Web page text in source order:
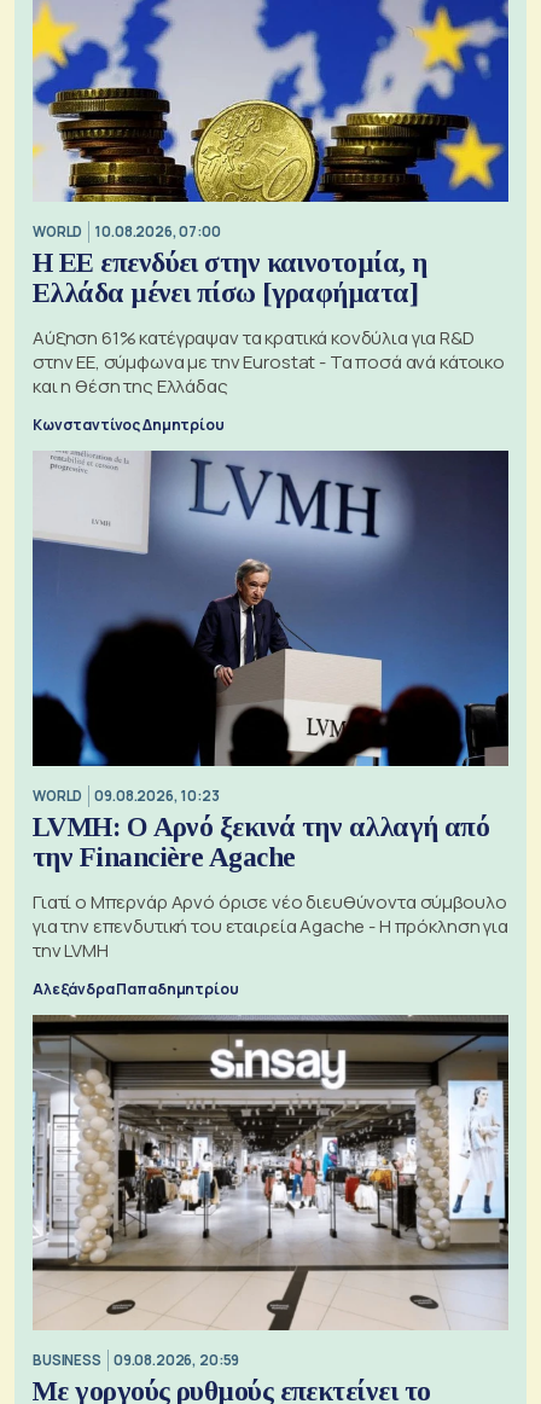
WORLD 10.08.2026, 07:00
Η ΕΕ επενδύει στην καινοτομία, η
Ελλάδα μένει πίσω [γραφήματα]
Αύξηση 61% κατέγραψαν τα κρατικά κονδύλια για R&D
στην ΕΕ, σύμφωνα με την Eurostat - Τα ποσά ανά κάτοικο
και η θέση της Ελλάδας
Κωνσταντίνος Δημητρίου
WORLD 09.08.2026, 10:23
LVMH: Ο Αρνό ξεκινά την αλλαγή από
την Financière Agache
Γιατί ο Μπερνάρ Αρνό όρισε νέο διευθύνοντα σύμβουλο
για την επενδυτική του εταιρεία Agache - Η πρόκληση για
την LVMH
Αλεξάνδρα Παπαδημητρίου
BUSINESS 09.08.2026, 20:59
Με γοργούς ρυθμούς επεκτείνει το